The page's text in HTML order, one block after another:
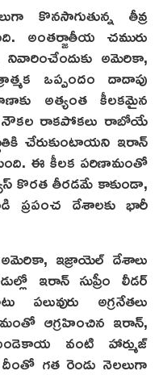
కొనసాగుతున్న తీవ్ర
అంతర్జాతీయ చమురు
నివారించేందుకు అమెరికా,
ఒప్పందం దాదాపు
అత్యంత కీలకమైన
నౌకల రాకపోకలు రాబోయే
చేరుకుంటాయని ఇరాన్
ఈ కీలక పరిణామంతో
కొరత తీరడమే కాకుండా,
ప్రపంచ దేశాలకు భారీ
ఇజ్రాయెల్ దేశాలు
ఇరాన్ సుప్రీం లీడర్
అగ్రనేతలు
ఆగ్రహించిన ఇరాన్,
వంటి హార్ముజ్
దీంతో గత రెండు నెలలుగా